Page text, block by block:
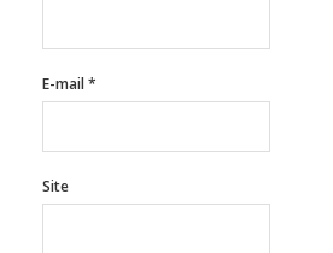
E-mail*
Site